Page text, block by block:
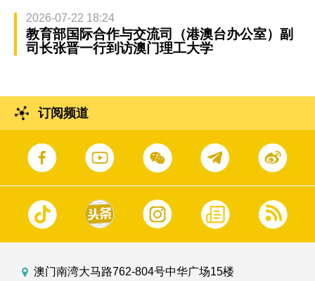
2026-07-22 18:24
教育部国际合作与交流司（港澳台办公室）副
司长张晋一行到访澳门理工大学
订阅频道
澳门南湾大马路762-804号中华广场15楼